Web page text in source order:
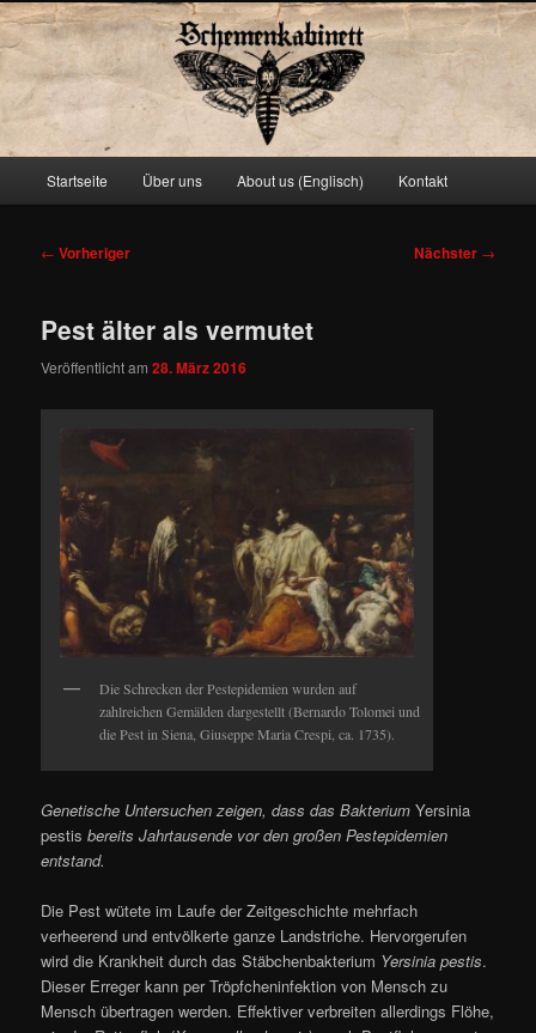
Schemenkabinett
Zum
springen
Startseite Über uns About us (Englisch) Kontakt
Beitragsnavigation
← Vorheriger Nächster →
Pest älter als vermutet
Veröffentlicht am28. März 2016
Die Schrecken der Pestepidemien wurden auf
zahlreichen Gemälden dargestellt (Bernardo Tolomei und
die Pest in Siena, Giuseppe Maria Crespi, ca. 1735).
Genetische Untersuchen zeigen, dass das BakteriumYersinia
pestis bereits Jahrtausende vor den großen Pestepidemien
entstand.
Die Pest wütete im Laufe der Zeitgeschichte mehrfach
verheerend und entvölkerte ganze Landstriche. Hervorgerufen
wird die Krankheit durch das Stäbchenbakterium Yersinia pestis.
Dieser Erreger kann per Tröpfcheninfektion von Mensch zu
Mensch übertragen werden. Effektiver verbreiten allerdings Flöhe,